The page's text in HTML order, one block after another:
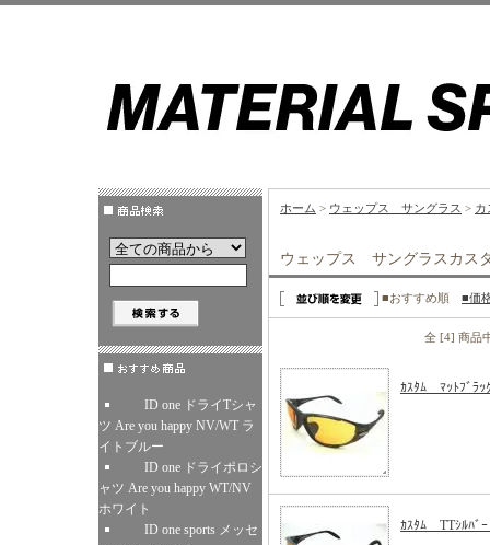
ID one ドライTシャ
ツ Are you happy NV/WT ラ
イトブルー
ID one ドライポロシ
ャツ Are you happy WT/NV
ホワイト
ID one sports メッセ
ホーム > ウェップス サングラス > カ
ウェップス サングラスカス
■おすすめ順 ■価
全 [4] 商品
ｶｽﾀﾑ ﾏｯﾄﾌﾞﾗｯ
ｶｽﾀﾑ TTｼﾙﾊﾞ